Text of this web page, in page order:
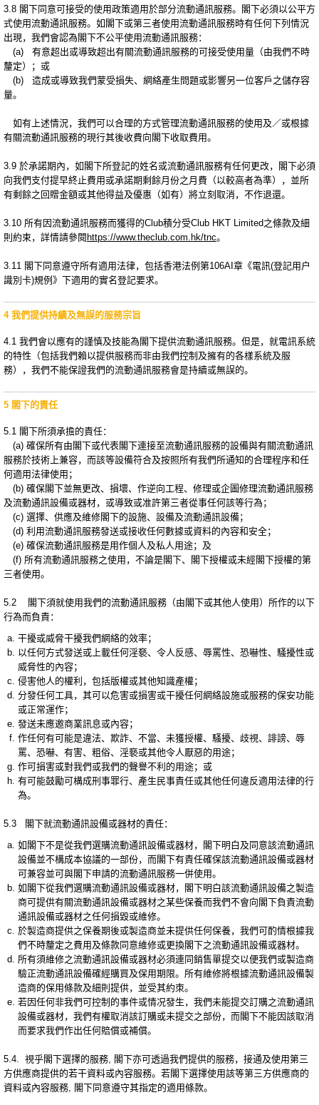
3.8 閣下同意可接受的使用政策適用於部分流動通訊服務。閣下必須以公平方
式使用流動通訊服務。如閣下或第三者使用流動通訊服務時有任何下列情況
出現，我們會認為閣下不公平使用流動通訊服務：
(a) 有意超出或導致超出有關流動通訊服務的可接受使用量（由我們不時
釐定）；或
(b) 造成或導致我們蒙受損失、網絡產生問題或影響另一位客戶之儲存容
量。
如有上述情況，我們可以合理的方式管理流動通訊服務的使用及／或根據
有關流動通訊服務的現行其後收費向閣下收取費用。
3.9 於承諾期內，如閣下所登記的姓名或流動通訊服務有任何更改，閣下必須
向我們支付提早終止費用或承諾期剩餘月份之月費（以較高者為準），並所
有剩餘之回贈金額或其他得益及優惠（如有）將立刻取消，不作退還。
3.10 所有因流動通訊服務而獲得的Club積分受Club HKT Limited之條款及細
則約束，詳情請參閱 https://www.theclub.com.hk/tnc。
3.11 閣下同意遵守所有適用法律，包括香港法例第106AI章《電訊(登記用户
識別卡)規例》下適用的實名登記要求。
4 我們提供持續及無誤的服務宗旨
4.1 我們會以應有的謹慎及技能為閣下提供流動通訊服務。但是，就電訊系統
的特性（包括我們賴以提供服務而非由我們控制及擁有的各樣系統及服
務），我們不能保證我們的流動通訊服務會是持續或無誤的。
5 閣下的責任
5.1 閣下所須承擔的責任：
(a) 確保所有由閣下或代表閣下連接至流動通訊服務的設備與有關流動通訊
服務於技術上兼容，而該等設備符合及按照所有我們所通知的合理程序和任
何適用法律使用；
(b) 確保閣下並無更改、損壞、作逆向工程、修理或企圖修理流動通訊服務
及流動通訊設備或器材，或導致或准許第三者從事任何該等行為；
(c) 選擇、供應及維修閣下的設施、設備及流動通訊設備；
(d) 利用流動通訊服務發送或接收任何數據或資料的內容和安全；
(e) 確保流動通訊服務是用作個人及私人用途；及
(f) 所有流動通訊服務之使用，不論是閣下、閣下授權或未經閣下授權的第
三者使用。
5.2 閣下須就使用我們的流動通訊服務（由閣下或其他人使用）所作的以下
行為而負責：
干擾或威脅干擾我們網絡的效率；
以任何方式發送或上載任何淫褻、令人反感、辱罵性、恐嚇性、騷擾性或
威脅性的內容；
侵害他人的權利，包括版權或其他知識產權；
分發任何工具，其可以危害或損害或干擾任何網絡設施或服務的保安功能
或正常運作；
發送未應邀商業訊息或內容；
作任何有可能是違法、欺詐、不當、未獲授權、騷擾、歧視、誹謗、辱
罵、恐嚇、有害、粗俗、淫褻或其他令人厭惡的用途；
作可損害或對我們或我們的聲譽不利的用途；或
有可能鼓勵可構成刑事罪行、產生民事責任或其他任何違反適用法律的行
為。
5.3 閣下就流動通訊設備或器材的責任：
如閣下不是從我們選購流動通訊設備或器材，閣下明白及同意該流動通訊
設備並不構成本協議的一部份，而閣下有責任確保該流動通訊設備或器材
可兼容並可與閣下申請的流動通訊服務一併使用。
如閣下從我們選購流動通訊設備或器材，閣下明白該流動通訊設備之製造
商可提供有關流動通訊設備或器材之某些保養而我們不會向閣下負責流動
通訊設備或器材之任何損毀或維修。
於製造商提供之保養期後或製造商並未提供任何保養，我們可酌情根據我
們不時釐定之費用及條款同意維修或更換閣下之流動通訊設備或器材。
所有須維修之流動通訊設備或器材必須連同銷售單提交以便我們或製造商
驗正流動通訊設備確經購買及保用期限。所有維修將根據流動通訊設備製
造商的保用條款及細則提供，並受其約朿。
若因任何非我們可控制的事件或情况發生，我們未能提交訂購之流動通訊
設備或器材，我們有權取消該訂購或未提交之部份，而閣下不能因該取消
而要求我們作出任何賠償或補償。
5.4. 視乎閣下選擇的服務, 閣下亦可透過我們提供的服務，接通及使用第三
方供應商提供的若干資料或內容服務。若閣下選擇使用該等第三方供應商的
資料或內容服務, 閣下同意遵守其指定的適用條款。